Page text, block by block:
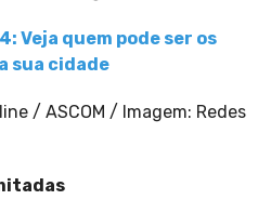
Veja quem pode ser os
sua cidade
/ ASCOM / Imagem: Redes